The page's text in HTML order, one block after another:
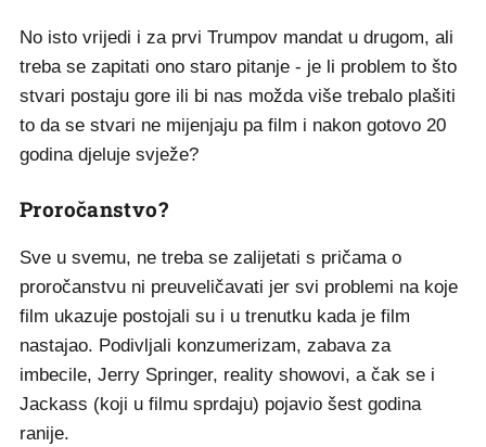
No isto vrijedi i za prvi Trumpov mandat u drugom, ali
treba se zapitati ono staro pitanje - je li problem to što
stvari postaju gore ili bi nas možda više trebalo plašiti
to da se stvari ne mijenjaju pa film i nakon gotovo 20
godina djeluje svježe?
Proročanstvo?
Sve u svemu, ne treba se zalijetati s pričama o
proročanstvu ni preuveličavati jer svi problemi na koje
film ukazuje postojali su i u trenutku kada je film
nastajao. Podivljali konzumerizam, zabava za
imbecile, Jerry Springer, reality showovi, a čak se i
Jackass (koji u filmu sprdaju) pojavio šest godina
ranije.